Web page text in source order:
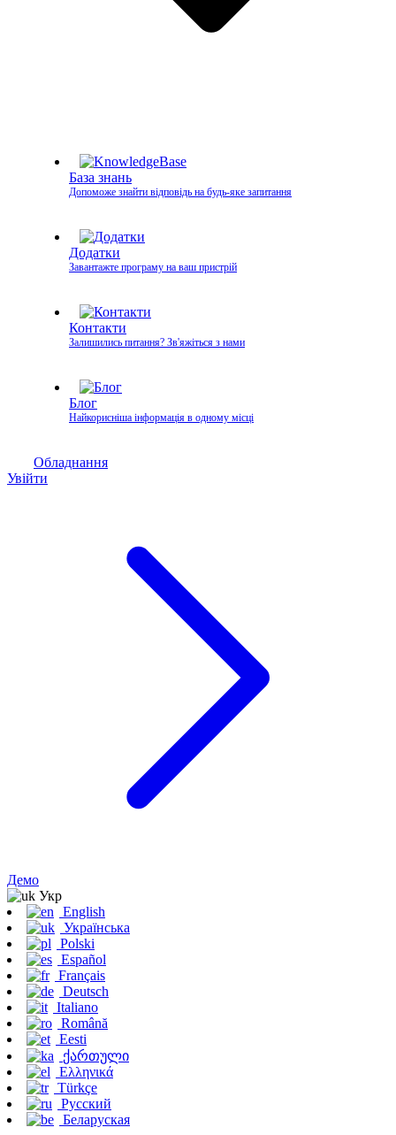
База знань
Допоможе знайти відповідь на будь-яке запитання
Додатки
Завантажте програму на ваш пристрій
Контакти
Залишились питання? Зв'яжіться з нами
Блог
Найкорисніша інформація в одному місці
Обладнання
Увійти
Демо
Укр
English
Українська
Polski
Español
Français
Deutsch
Italiano
Română
Eesti
ქართული
Ελληνικά
Türkçe
Русский
Беларуская